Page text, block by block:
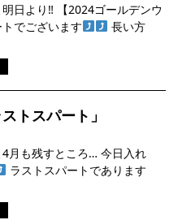
日より‼︎ 【2024ゴールデンウ
でございます
長い方
トスパート」
月も残すところ… 今日入れ
ラストスパートであります